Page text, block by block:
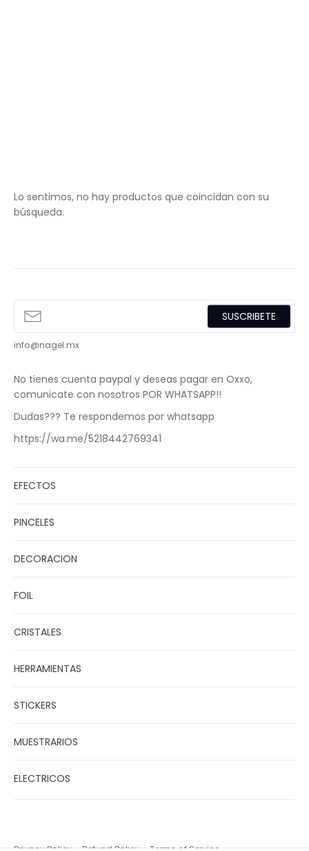
Lo sentimos, no hay productos que coincidan con su
búsqueda.
SUSCRIBETE
info@nagel.mx
No tienes cuenta paypal y deseas pagar en Oxxo,
comunicate con nosotros POR WHATSAPP!!
Dudas??? Te respondemos por whatsapp
https://wa.me/5218442769341
EFECTOS
PINCELES
DECORACION
FOIL
CRISTALES
HERRAMIENTAS
STICKERS
MUESTRARIOS
ELECTRICOS